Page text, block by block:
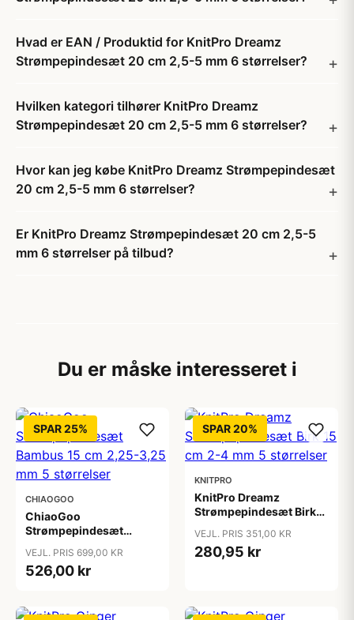
Hvad er EAN / Produktid for KnitPro Dreamz
Strømpepindesæt 20 cm 2,5-5 mm 6 størrelser?
Hvilken kategori tilhører KnitPro Dreamz
Strømpepindesæt 20 cm 2,5-5 mm 6 størrelser?
Hvor kan jeg købe KnitPro Dreamz Strømpepindesæt
20 cm 2,5-5 mm 6 størrelser?
Er KnitPro Dreamz Strømpepindesæt 20 cm 2,5-5
mm 6 størrelser på tilbud?
Du er måske interesseret i
SPAR 25%
CHIAOGOO
ChiaoGoo
Strømpepindesæt
3,25 mm 5 størrelser
VEJL. PRIS 699,00 KR
526,00 kr
SPAR 20%
KNITPRO
KnitPro Dreamz
Strømpepindesæt Birk
størrelser
VEJL. PRIS 351,00 KR
280,95 kr